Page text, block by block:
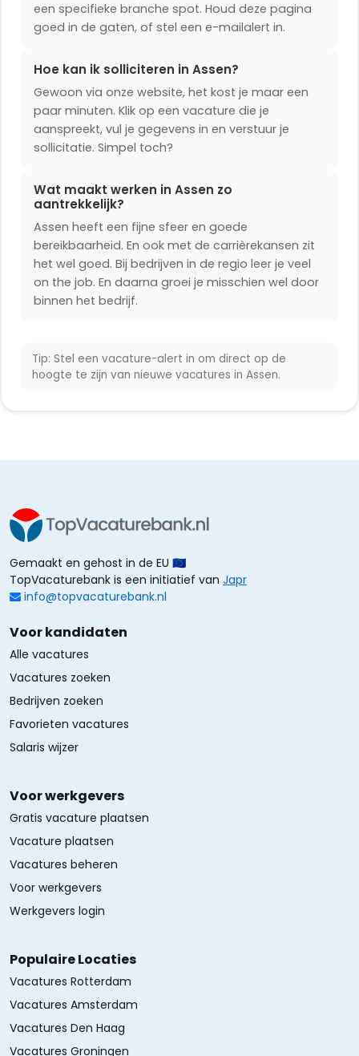
een specifieke branche spot. Houd deze pagina
goed in de gaten, of stel een e-mailalert in.
Hoe kan ik solliciteren in Assen?
Gewoon via onze website, het kost je maar een
paar minuten. Klik op een vacature die je
aanspreekt, vul je gegevens in en verstuur je
sollicitatie. Simpel toch?
Wat maakt werken in Assen zo
aantrekkelijk?
Assen heeft een fijne sfeer en goede
bereikbaarheid. En ook met de carrièrekansen zit
het wel goed. Bij bedrijven in de regio leer je veel
on the job. En daarna groei je misschien wel door
binnen het bedrijf.
Tip: Stel een vacature-alert in om direct op de
hoogte te zijn van nieuwe vacatures in Assen.
Gemaakt en gehost in de EU 🇪🇺
TopVacaturebank is een initiatief van Japr
info@topvacaturebank.nl
Voor kandidaten
Alle vacatures
Vacatures zoeken
Bedrijven zoeken
Favorieten vacatures
Salaris wijzer
Voor werkgevers
Gratis vacature plaatsen
Vacature plaatsen
Vacatures beheren
Voor werkgevers
Werkgevers login
Populaire Locaties
Vacatures Rotterdam
Vacatures Amsterdam
Vacatures Den Haag
Vacatures Groningen